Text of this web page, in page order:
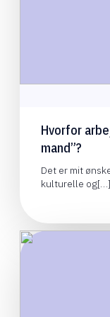
Hvorfor
mand”?
Det er mit
kulturelle og[…]